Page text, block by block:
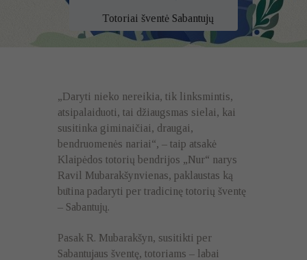
Totoriai šventė Sabantujų
Administracinė informacija
Kontaktai
„Daryti nieko nereikia, tik linksmintis,
atsipalaiduoti, tai džiaugsmas sielai, kai
susitinka giminaičiai, draugai,
bendruomenės nariai“, – taip atsakė
Klaipėdos totorių bendrijos „Nur“ narys
Ravil Mubarakšynvienas, paklaustas ką
būtina padaryti per tradicinę totorių šventę
– Sabantujų.
Pasak R. Mubarakšyn, susitikti per
Sabantujaus šventę, totoriams – labai